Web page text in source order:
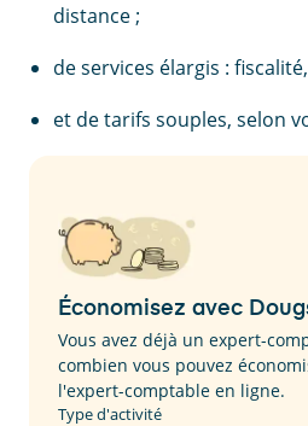
distance ;
de services élargis :
et de tarifs souples, selon
Économisez avec
Vous avez déjà un expert-
combien vous pouvez
l'expert-comptable en ligne.
Type d'activité